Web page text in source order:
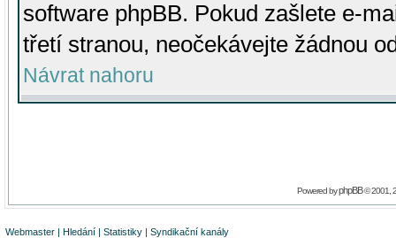
software phpBB. Pokud zašlete e-
třetí stranou, neočekávejte žádnou
Návrat nahoru
Powered byphpBB© 2001,
Webmaster | Hledání | Statistiky | Syndikační kanály